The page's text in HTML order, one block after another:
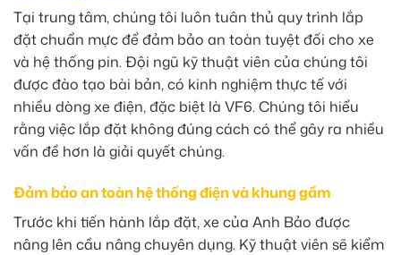
Tại trung tâm, chúng tôi luôn tuân thủ quy trình lắp
đặt chuẩn mực để đảm bảo an toàn tuyệt đối cho xe
và hệ thống pin. Đội ngũ kỹ thuật viên của chúng tôi
được đào tạo bài bản, có kinh nghiệm thực tế với
nhiều dòng xe điện, đặc biệt là VF6. Chúng tôi hiểu
rằng việc lắp đặt không đúng cách có thể gây ra nhiều
vấn đề hơn là giải quyết chúng.
Đảm bảo an toàn hệ thống điện và khung gầm
Trước khi tiến hành lắp đặt, xe của Anh Bảo được
nâng lên cầu nâng chuyên dụng. Kỹ thuật viên sẽ kiểm